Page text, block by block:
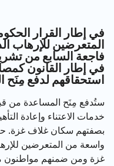
​في إطار القرار
المتعرضين للإرهاب
فاجعة السابع من
في إطار القانون
استحقاقهم لدفع مِنَح
ستُدفع مِنَح المساعدة من
خدمات الاعتناء وإعادة
بصفتهم سكان غلاف غزة.
واسعة من المتعرضين
غزة ومن ضمنهم مواطنون